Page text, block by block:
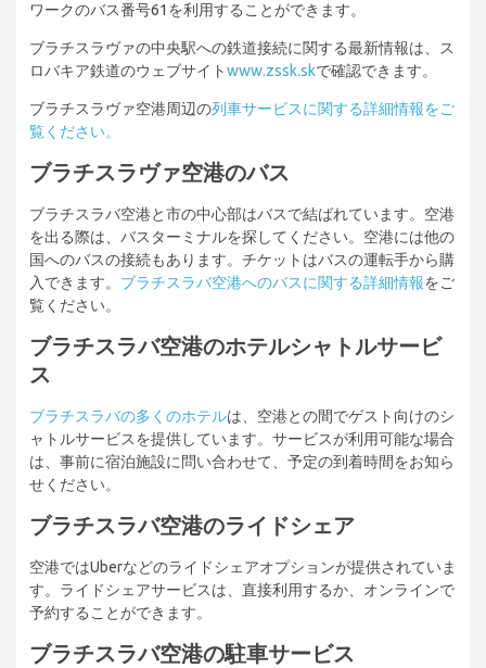
ワークのバス番号61を利用することができます。
ブラチスラヴァの中央駅への鉄道接続に関する最新情報は、ス
ロバキア鉄道のウェブサイトwww.zssk.skで確認できます。
ブラチスラヴァ空港周辺の列車サービスに関する詳細情報をご
覧ください。
ブラチスラヴァ空港のバス
ブラチスラバ空港と市の中心部はバスで結ばれています。空港
を出る際は、バスターミナルを探してください。空港には他の
国へのバスの接続もあります。チケットはバスの運転手から購
入できます。 ブラチスラバ空港へのバスに関する詳細情報をご
覧ください。
ブラチスラバ空港のホテルシャトルサービ
ス
ブラチスラバの多くのホテルは、空港との間でゲスト向けのシ
ャトルサービスを提供しています。サービスが利用可能な場合
は、事前に宿泊施設に問い合わせて、予定の到着時間をお知ら
せください。
ブラチスラバ空港のライドシェア
空港ではUberなどのライドシェアオプションが提供されていま
す。ライドシェアサービスは、直接利用するか、オンラインで
予約することができます。
ブラチスラバ空港の駐車サービス